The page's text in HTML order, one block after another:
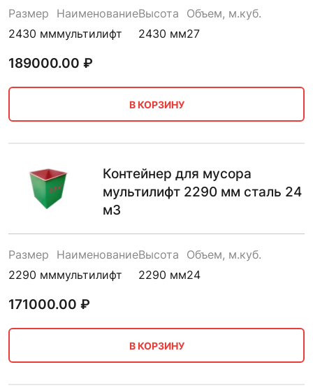
Размер
2430 мм
Наименование
мультилифт
Высота
2430 мм
Объем, м.куб.
27
189000.00 ₽
В КОРЗИНУ
Контейнер для мусора
мультилифт 2290 мм сталь 24
м3
Размер
2290 мм
Наименование
мультилифт
Высота
2290 мм
Объем, м.куб.
24
171000.00 ₽
В КОРЗИНУ